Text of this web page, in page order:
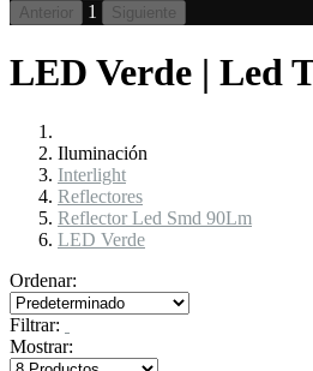
Anterior 1 Siguiente
LED Verde | Led
Iluminación
Interlight
Reflectores
Reflector Led Smd 90Lm
LED Verde
Ordenar:
Filtrar:
Mostrar: